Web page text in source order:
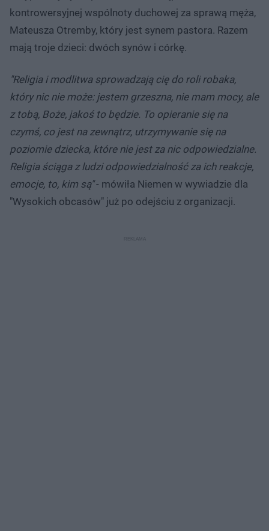
kontrowersyjnej wspólnoty duchowej za sprawą męża,
Mateusza Otremby, który jest synem pastora. Razem
mają troje dzieci: dwóch synów i córkę.
"Religia i modlitwa sprowadzają cię do roli robaka,
który nic nie może: jestem grzeszna, nie mam mocy, ale
z tobą, Boże, jakoś to będzie. To opieranie się na
czymś, co jest na zewnątrz, utrzymywanie się na
poziomie dziecka, które nie jest za nic odpowiedzialne.
Religia ściąga z ludzi odpowiedzialność za ich reakcje,
emocje, to, kim są"- mówiła Niemen w wywiadzie dla
"Wysokich obcasów" już po odejściu z organizacji.